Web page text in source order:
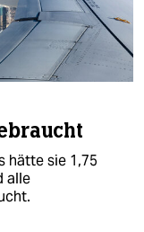
hätte sie 1,75
alle